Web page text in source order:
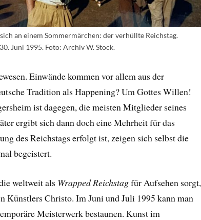
an einem Sommermärchen: der verhüllte Reichstag.
Juni 1995. Foto: Archiv W. Stock.
Einwände kommen vor allem aus der
Tradition als Happening? Um Gottes Willen!
ist dagegen, die meisten Mitglieder seines
ergibt sich dann doch eine Mehrheit für das
des Reichstags erfolgt ist, zeigen sich selbst die
begeistert.
weltweit als Wrapped Reichstagfür Aufsehen sorgt,
Künstlers Christo. Im Juni und Juli 1995 kann man
Meisterwerk bestaunen. Kunst im